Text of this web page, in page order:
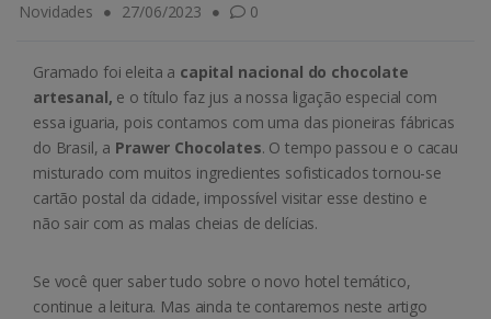
Novidades 27/06/2023 0
Gramado foi eleita a capital nacional do chocolate
artesanal, e o título faz jus a nossa ligação especial com
essa iguaria, pois contamos com uma das pioneiras fábricas
do Brasil, a Prawer Chocolates. O tempo passou e o cacau
misturado com muitos ingredientes sofisticados tornou-se
cartão postal da cidade, impossível visitar esse destino e
não sair com as malas cheias de delícias.
Se você quer saber tudo sobre o novo hotel temático,
continue a leitura. Mas ainda te contaremos neste artigo